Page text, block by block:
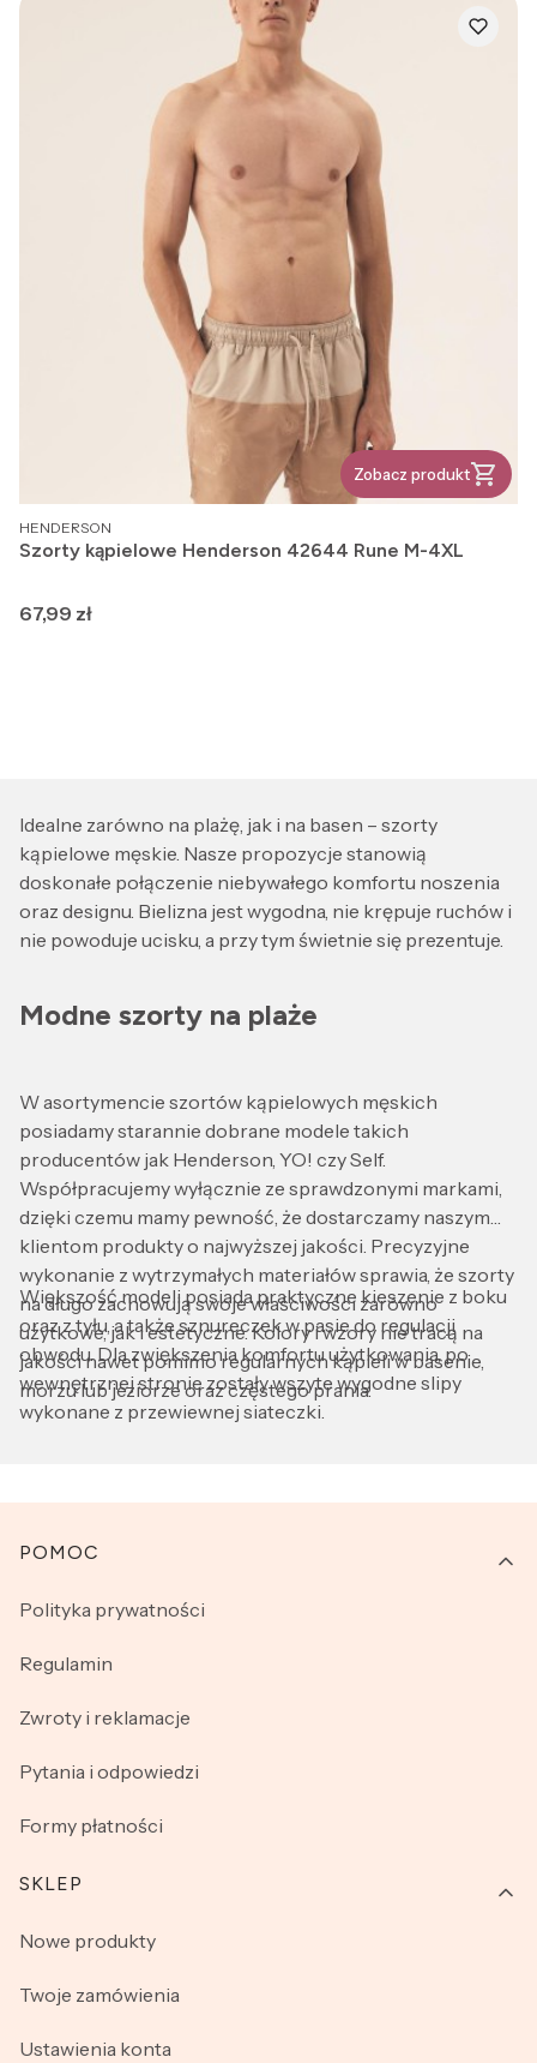
Zobacz produkt
PRODUCENT
HENDERSON
Szorty kąpielowe Henderson 42644 Rune M-4XL
Cena
67,99 zł
Idealne zarówno na plażę, jak i na basen – szorty
kąpielowe męskie. Nasze propozycje stanowią
doskonałe połączenie niebywałego komfortu noszenia
oraz designu. Bielizna jest wygodna, nie krępuje ruchów i
nie powoduje ucisku, a przy tym świetnie się prezentuje.
Modne szorty na plaże
W asortymencie szortów kąpielowych męskich
posiadamy starannie dobrane modele takich
producentów jak Henderson, YO! czy Self.
Współpracujemy wyłącznie ze sprawdzonymi markami,
dzięki czemu mamy pewność, że dostarczamy naszym
klientom produkty o najwyższej jakości. Precyzyjne
wykonanie z wytrzymałych materiałów sprawia, że szorty
na długo zachowują swoje właściwości zarówno
użytkowe, jak i estetyczne. Kolory i wzory nie tracą na
jakości nawet pomimo regularnych kąpieli w basenie,
morzu lub jeziorze oraz częstego prania.
Większość modeli posiada praktyczne kieszenie z boku
oraz z tyłu, a także sznureczek w pasie do regulacji
obwodu. Dla zwiększenia komfortu użytkowania, po
wewnętrznej stronie zostały wszyte wygodne slipy
wykonane z przewiewnej siateczki.
Linki w stopce
POMOC
Polityka prywatności
Regulamin
Zwroty i reklamacje
Pytania i odpowiedzi
Formy płatności
SKLEP
Nowe produkty
Twoje zamówienia
Ustawienia konta